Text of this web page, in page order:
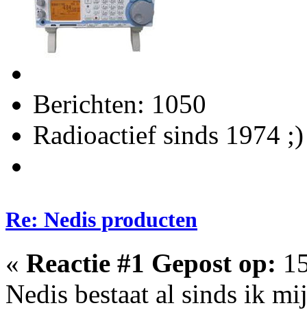
Berichten: 1050
Radioactief sinds 1974 ;)
Re: Nedis producten
« Reactie #1 Gepost op:
Nedis bestaat al sinds ik